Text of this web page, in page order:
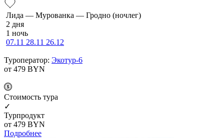
Ли­да — Мурованка — Грод­но (ночлег)
2 дня
1 ночь
07.11 28.11 26.12
Туроператор: Экотур-6
от 479 BYN
Cтоимость тура
✓
Турпродукт
от 479 BYN
Подробнее